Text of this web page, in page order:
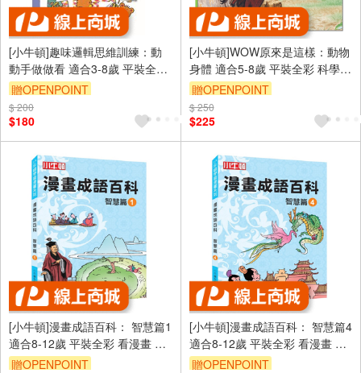
[小牛頓]趣味邏輯思維訓練：動
動手做做看 適合3-8歲 平裝全彩
初階遊戲本
贈OPENPOINT
$ 200
$180
[小牛頓]WOW原來是這樣：動物
身體 適合5-8歲 平裝全彩 科學百
問百答 附朗讀有聲書
贈OPENPOINT
$ 250
$225
[小牛頓]漫畫成語百科： 智慧篇1
適合8-12歲 平裝全彩 看漫畫 學
成語 懂科學 加倍學習效果
贈OPENPOINT
[小牛頓]漫畫成語百科： 智慧篇4
適合8-12歲 平裝全彩 看漫畫 學
成語 懂科學 加倍學習效果
贈OPENPOINT